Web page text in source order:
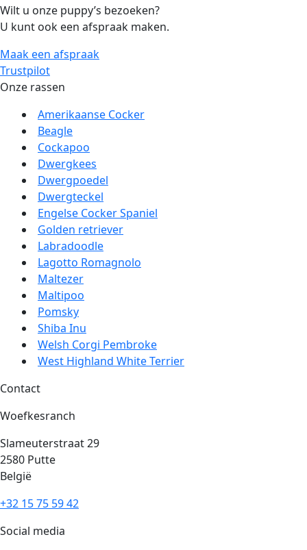
Wilt u onze puppy’s bezoeken?
U kunt ook een afspraak maken.
Maak een afspraak
Trustpilot
Onze rassen
Amerikaanse Cocker
Beagle
Cockapoo
Dwergkees
Dwergpoedel
Dwergteckel
Engelse Cocker Spaniel
Golden retriever
Labradoodle
Lagotto Romagnolo
Maltezer
Maltipoo
Pomsky
Shiba Inu
Welsh Corgi Pembroke
West Highland White Terrier
Contact
Woefkesranch
Slameuterstraat 29
2580 Putte
België
+32 15 75 59 42
Social media